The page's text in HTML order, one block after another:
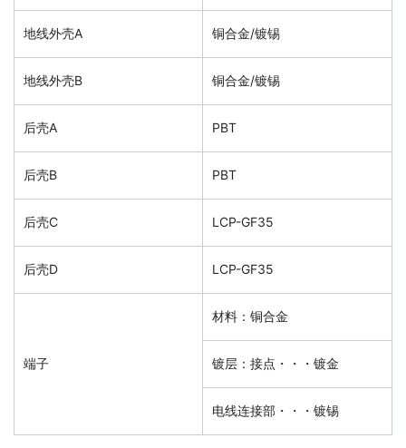
地线外壳A 铜合金/镀锡
地线外壳B 铜合金/镀锡
后壳A PBT
后壳B PBT
后壳C LCP-GF35
后壳D LCP-GF35
端子
材料：铜合金
镀层：接点・・・镀金
电线连接部・・・镀锡